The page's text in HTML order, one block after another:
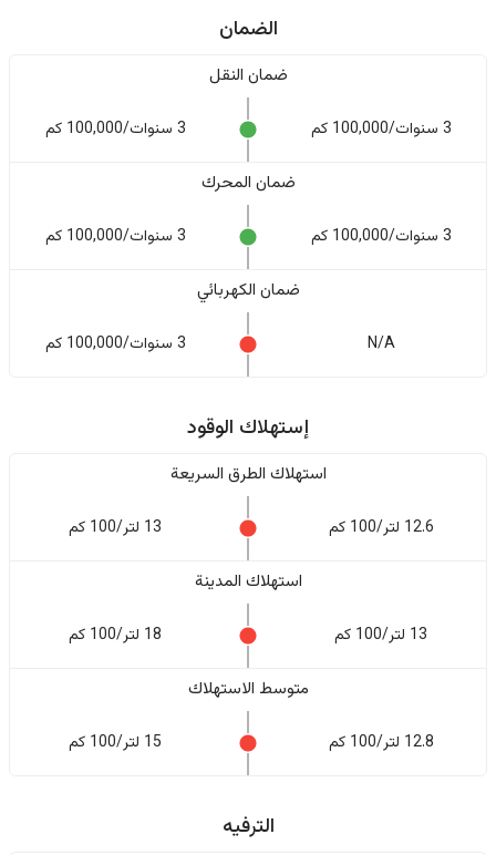
الضمان
ضمان النقل
3 سنوات/100,000 كم 3 سنوات/100,000 كم
ضمان المحرك
3 سنوات/100,000 كم 3 سنوات/100,000 كم
ضمان الكهربائي
N/A 3 سنوات/100,000 كم
إستهلاك الوقود
استهلاك الطرق السريعة
12.6 لتر/100 كم 13 لتر/100 كم
استهلاك المدينة
13 لتر/100 كم 18 لتر/100 كم
متوسط الاستهلاك
12.8 لتر/100 كم 15 لتر/100 كم
الترفيه